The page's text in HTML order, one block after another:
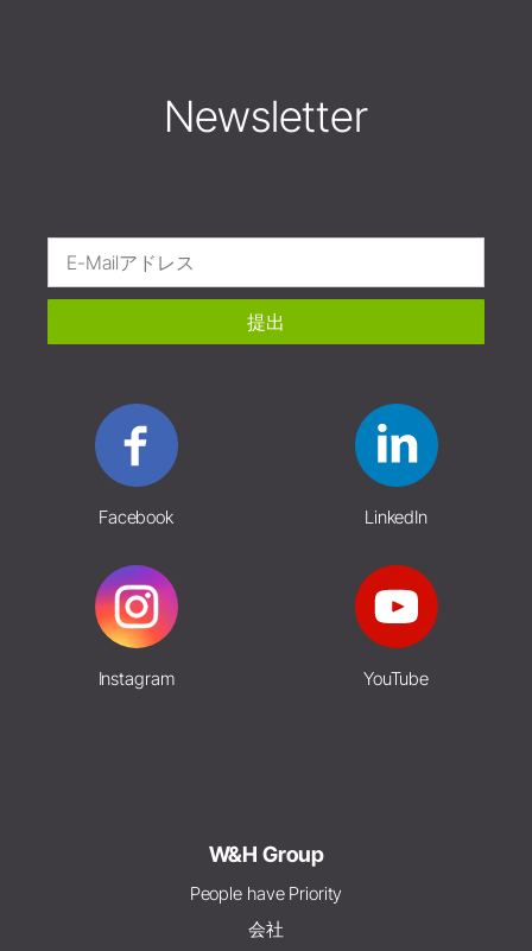
Newsletter
提出
Facebook LinkedIn
Instagram YouTube
W&H Group
People have Priority
会社